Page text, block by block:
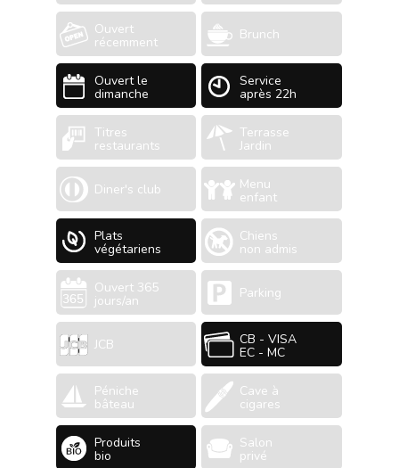
Ouvert
récemment Brunch
Ouvert le
dimanche
Service
après 22h
Titres
restaurants
Terrasse
Jardin
Diner's club Menu
enfant
Plats
végétariens
Chiens
non admis
Ouvert 365
jours/an Parking
JCB CB - VISA
EC - MC
Péniche
bâteau
Cave à
cigares
Produits
bio
Salon
privé